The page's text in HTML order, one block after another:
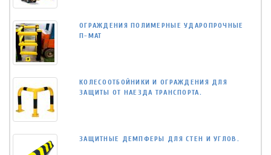
ОГРАЖДЕНИЯ ПОЛИМЕРНЫЕ УДАРОПРОЧНЫЕ
П-МАТ
КОЛЕСООТБОЙНИКИ И ОГРАЖДЕНИЯ ДЛЯ
ЗАЩИТЫ ОТ НАЕЗДА ТРАНСПОРТА.
ЗАЩИТНЫЕ ДЕМПФЕРЫ ДЛЯ СТЕН И УГЛОВ.